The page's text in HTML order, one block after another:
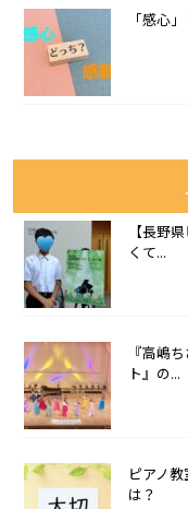
「感心
【長野
くて...
『高嶋
ト』の...
ピアノ
は？